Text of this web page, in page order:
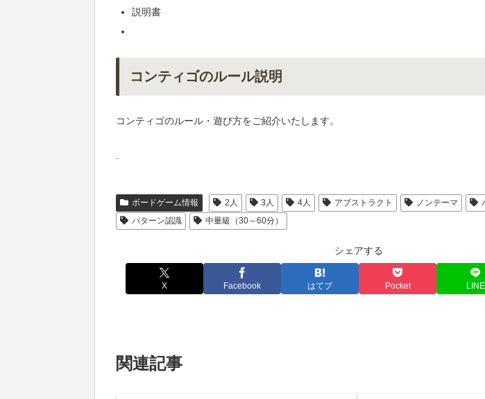
説明書
コンティゴのルール説明
コンティゴのルール・遊び方をご紹介いたします。
.
ボードゲーム情報 2人 3人 4人 アブストラクト ノンテーマ
パターン認識
中量級（30～60分）
シェアする
X Facebook はてブ Pocket LINE
関連記事